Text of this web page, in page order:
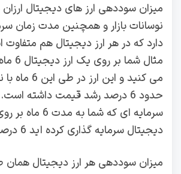
میزان سوددهی ارز های دیجیتال
نوسانات بازار و همچنین مدت زمان
دارد که در هر ارز دیجیتال هم
مثال
می کنید و این
حدود 6 درصد رشد قیمت داشته
سرمایه ای که شما به
دیجیتال سرمایه گذاری کرده اید 6 درصد سود کرده اید.
میزان سوددهی هر ارز دیجیتال همان